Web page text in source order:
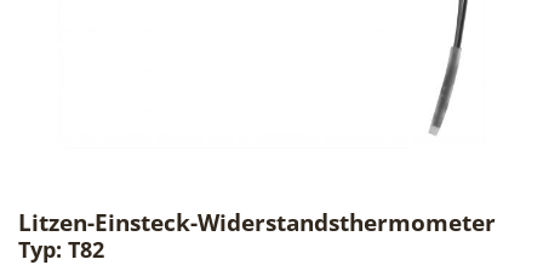
Litzen-Einsteck-Widerstandsthermometer
Typ: T82